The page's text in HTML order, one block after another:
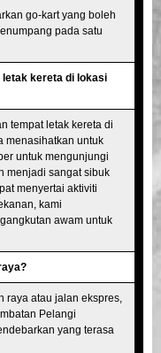
go-kart yang boleh
pada satu
kereta di lokasi
tempat letak kereta di
menasihatkan untuk
untuk mengunjungi
menjadi sangat sibuk
menyertai aktiviti
kami
awam untuk
raya atau jalan ekspres,
Pelangi
yang terasa